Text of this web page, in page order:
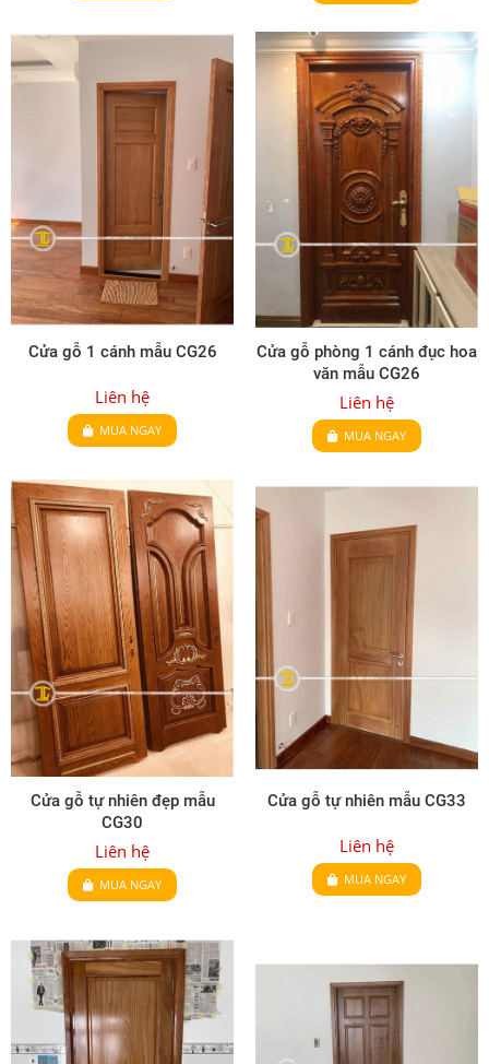
Cửa gỗ 1 cánh mẫu CG26
Liên hệ
MUA NGAY
Cửa gỗ phòng 1 cánh đục hoa
văn mẫu CG26
Liên hệ
MUA NGAY
Cửa gỗ tự nhiên đẹp mẫu
CG30
Liên hệ
MUA NGAY
Cửa gỗ tự nhiên mẫu CG33
Liên hệ
MUA NGAY